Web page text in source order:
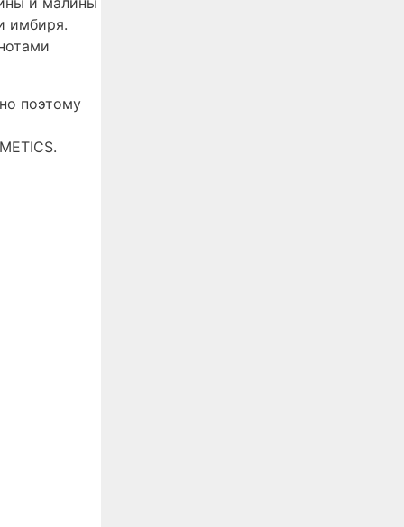
имбиря.
поэтому